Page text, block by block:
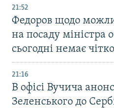
21:52
Федоров щодо
на посаду міністра
сьогодні немає
21:16
В офісі Вучича
Зеленського до